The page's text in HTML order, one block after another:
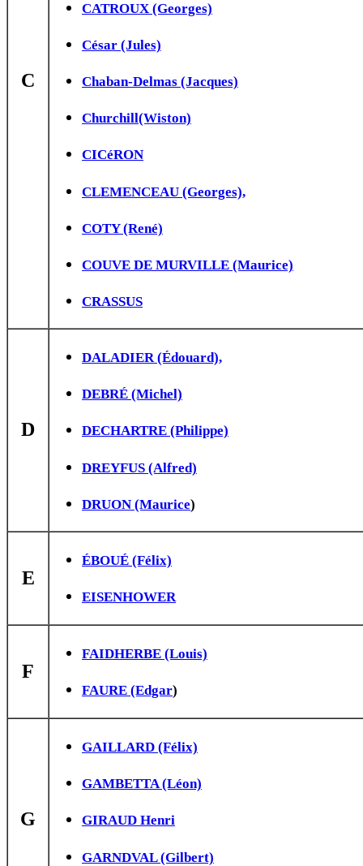
C
CATROUX (Georges)
César (Jules)
Chaban-Delmas (Jacques)
Churchill(Wiston)
CICéRON
CLEMENCEAU (Georges),
COTY (René)
COUVE DE MURVILLE (Maurice)
CRASSUS
D
DALADIER (Édouard),
DEBRÉ (Michel)
DECHARTRE (Philippe)
DREYFUS (Alfred)
DRUON (Maurice)
E
ÉBOUÉ (Félix)
EISENHOWER
F
FAIDHERBE (Louis)
FAURE (Edgar)
G
GAILLARD (Félix)
GAMBETTA (Léon)
GIRAUD Henri
GARNDVAL (Gilbert)